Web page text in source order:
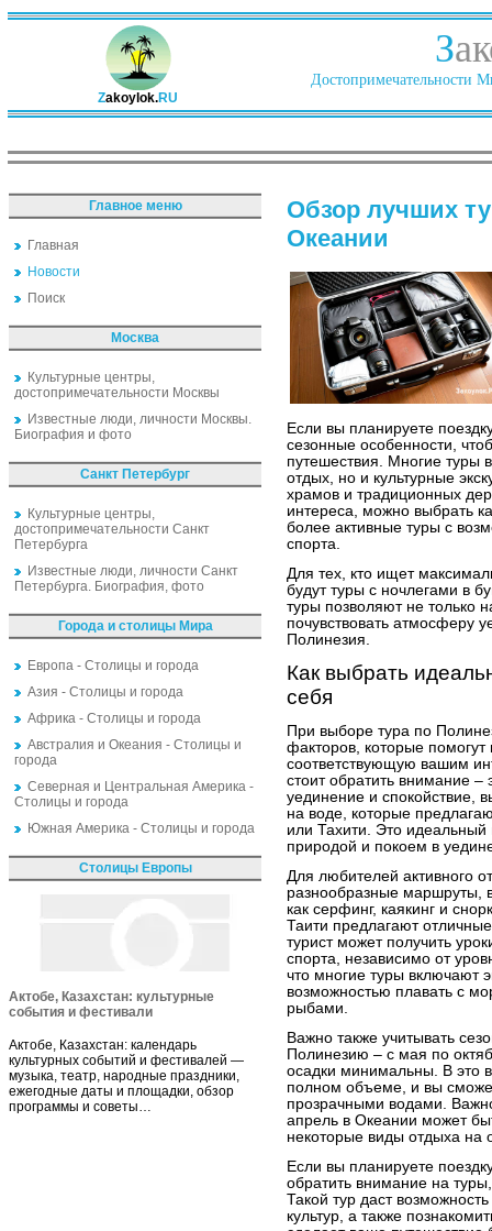
Zakoylok.RU
З
Достопримечательности
Главное меню
Главная
Новости
Поиск
Москва
Культурные центры,
достопримечательности Москвы
Известные люди, личности Москвы.
Биография и фото
Санкт Петербург
Культурные центры,
достопримечательности Санкт
Петербурга
Известные люди, личности Санкт
Петербурга. Биография, фото
Города и столицы Мира
Европа - Столицы и города
Азия - Столицы и города
Африка - Столицы и города
Австралия и Океания - Столицы и
города
Северная и Центральная Америка -
Столицы и города
Южная Америка - Столицы и города
Столицы Европы
Актобе, Казахстан: культурные
события и фестивали
Актобе, Казахстан: календарь
культурных событий и фестивалей —
музыка, театр, народные праздники,
ежегодные даты и площадки, обзор
программы и советы…
Обзор лучших
Океании
Если вы планируете
сезонные особенности,
путешествия. Многие туры
отдых, но и культурные
храмов и традиционных
интереса, можно выбрать
более активные туры с
спорта.
Для тех, кто ищет
будут туры с ночлегами в
туры позволяют не только
почувствовать атмосферу
Полинезия.
Как выбрать
себя
При выборе тура по
факторов, которые помогут
соответствующую вашим
стоит обратить внимание
уединение и спокойствие,
на воде, которые
или Тахити. Это идеальный
природой и покоем в
Для любителей активного
разнообразные маршруты,
как серфинг, каякинг и
Таити предлагают
турист может получить
спорта, независимо от
что многие туры включают
возможностью плавать с
рыбами.
Важно также учитывать
Полинезию – с мая по
осадки минимальны. В это
полном объеме, и вы
прозрачными водами.
апрель в Океании может
некоторые виды отдыха на
Если вы планируете
обратить внимание на
Такой тур даст
культур, а также